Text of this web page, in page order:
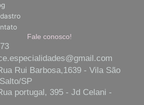
Fale conosco!
Rui Barbosa,1639 - Vila São
SP
portugal, 395 - Jd Celani -